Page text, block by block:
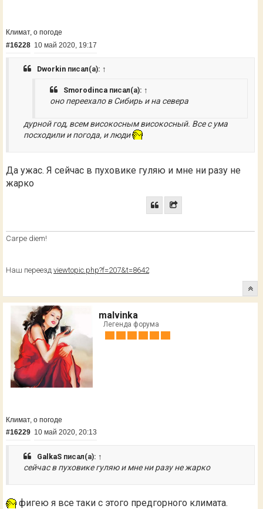
Климат, о погоде
#16228 10 май 2020, 19:17
Dworkin писал(а): ↑
Smorodinca писал(а): ↑
оно переехало в Сибирь и на севера
дурной год, всем високосным високосный. Все с ума
посходили и погода, и люди
Да ужас. Я сейчас в пуховике гуляю и мне ни разу не
жарко
Сarpe diem!
Наш переезд viewtopic.php?f=207&t=8642
malvinka
Легенда форума
Климат, о погоде
#16229 10 май 2020, 20:13
GalkaS писал(а): ↑
сейчас в пуховике гуляю и мне ни разу не жарко
фигею я все таки с этого предгорного климата.